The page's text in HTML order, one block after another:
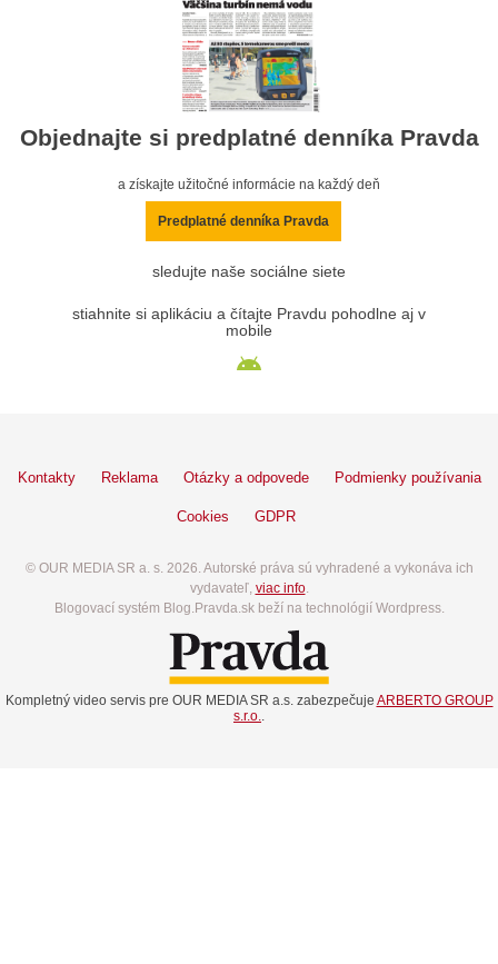
Objednajte si predplatné denníka Pravda
a získajte užitočné informácie na každý deň
Predplatné denníka Pravda
sledujte naše sociálne siete
stiahnite si aplikáciu a čítajte Pravdu pohodlne aj v
mobile
Kontakty Reklama Otázky a odpovede Podmienky používania
Cookies GDPR
© OUR MEDIA SR a. s. 2026. Autorské práva sú vyhradené a vykonáva ich
vydavateľ, viac info.
Blogovací systém Blog.Pravda.sk beží na technológií Wordpress.
Kompletný video servis pre OUR MEDIA SR a.s. zabezpečuje ARBERTO GROUP
s.r.o..